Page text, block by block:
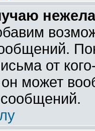
от
может